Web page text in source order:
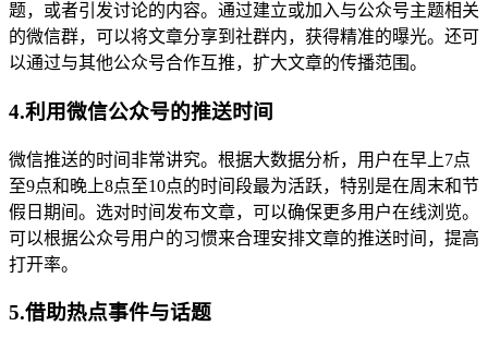
题，或者引发讨论的内容。通过建立或加入与公众号主题相关
的微信群，可以将文章分享到社群内，获得精准的曝光。还可
以通过与其他公众号合作互推，扩大文章的传播范围。
4.利用微信公众号的推送时间
微信推送的时间非常讲究。根据大数据分析，用户在早上7点
至9点和晚上8点至10点的时间段最为活跃，特别是在周末和节
假日期间。选对时间发布文章，可以确保更多用户在线浏览。
可以根据公众号用户的习惯来合理安排文章的推送时间，提高
打开率。
5.借助热点事件与话题